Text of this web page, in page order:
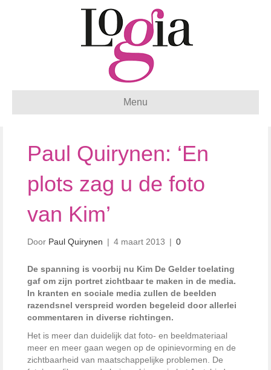
Menu
Paul Quirynen: ‘En
plots zag u de foto
van Kim’
Door Paul Quirynen | 4 maart 2013 | 0
De spanning is voorbij nu Kim De Gelder toelating
gaf om zijn portret zichtbaar te maken in de media.
In kranten en sociale media zullen de beelden
razendsnel verspreid worden begeleid door allerlei
commentaren in diverse richtingen.
Het is meer dan duidelijk dat foto- en beeldmateriaal
meer en meer gaan wegen op de opinievorming en de
zichtbaarheid van maatschappelijke problemen. De